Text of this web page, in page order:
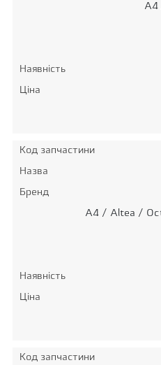
A4
Наявність
Ціна
Код запчастини
Назва
Бренд
A4 / Altea /
Наявність
Ціна
Код запчастини